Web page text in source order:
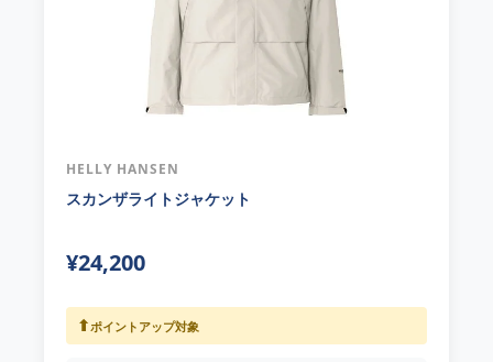
HELLY HANSEN
スカンザライトジャケット
¥24,200
⬆ ポイントアップ対象